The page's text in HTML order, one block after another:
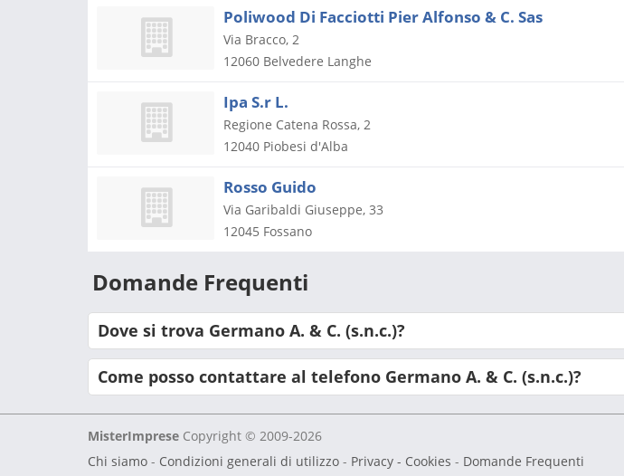
Poliwood Di Facciotti Pier Alfonso & C. Sas
Via Bracco, 2
12060 Belvedere Langhe
Ipa S.r L.
Regione Catena Rossa, 2
12040 Piobesi d'Alba
Rosso Guido
Via Garibaldi Giuseppe, 33
12045 Fossano
Domande Frequenti
Dove si trova Germano A. & C. (s.n.c.)?
Come posso contattare al telefono Germano A. & C. (s.n.c.)?
MisterImprese Copyright © 2009-2026
Chi siamo - Condizioni generali di utilizzo - Privacy - Cookies - Domande Frequenti